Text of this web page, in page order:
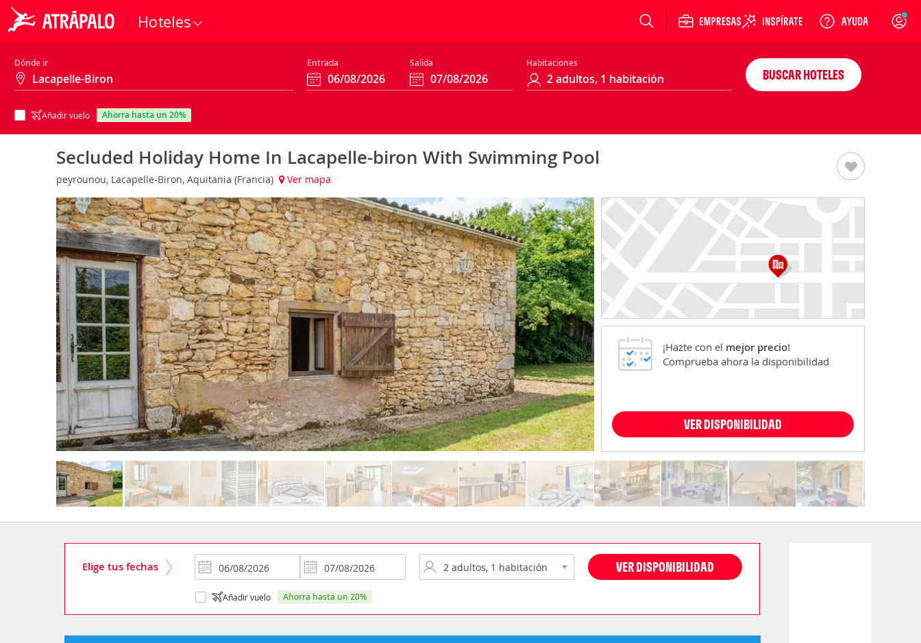
Hoteles Login
Dónde ir Entrada Salida Habitaciones
Añadir vuelo ahorra hasta un 20%
BUSCAR HOTELES
Secluded Holiday Home In Lacapelle-biron With Swimming Pool
peyrounou, Lacapelle-Biron, Aquitania (Francia) Ver mapa
¡Hazte con el mejor precio!
Comprueba ahora la disponibilidad
VER DISPONIBILIDAD
Elige tus fechas VER DISPONIBILIDAD
Añadir vuelo ahorra hasta un 20%